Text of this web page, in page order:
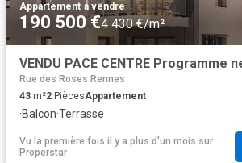
Appartement·à vendre
190 500 €4 430 €/m²
Rue des Roses Rennes
43 m²2 PiècesAppartement
·Balcon·Terrasse
Vu la première fois il y a plus d'un mois sur
Properstar